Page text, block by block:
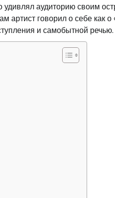
аудиторию своим
говорил о себе как о
и самобытной речью.